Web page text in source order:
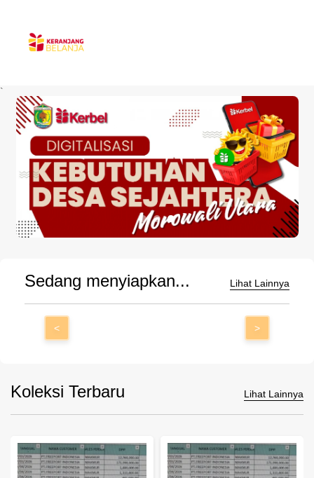
`
Sedang menyiapkan... Lihat Lainnya
< >
Koleksi Terbaru Lihat Lainnya